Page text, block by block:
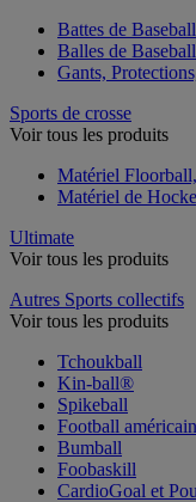
Battes de Baseball
Balles de
Gants,
Sports de crosse
Voir tous les produits
Matériel
Matériel de
Ultimate
Voir tous les produits
Autres Sports collectifs
Voir tous les produits
Tchoukball
Kin-ball®
Spikeball
Football américain
Bumball
Foobaskill
CardioGoal et